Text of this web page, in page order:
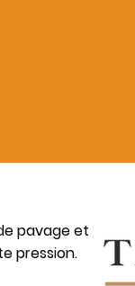
pavage et
pression.